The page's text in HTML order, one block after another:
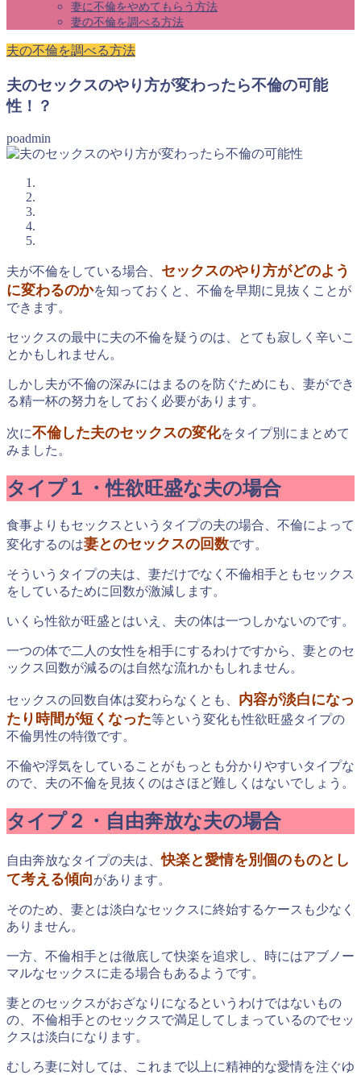
妻に不倫をやめてもらう方法
妻の不倫を調べる方法
夫の不倫を調べる方法
夫のセックスのやり方が変わったら不倫の可能
性！？
poadmin
夫が不倫をしている場合、 セックスのやり方がどのよう
に変わるのかを知っておくと、不倫を早期に見抜くことが
できます。
セックスの最中に夫の不倫を疑うのは、とても寂しく辛いこ
とかもしれません。
しかし夫が不倫の深みにはまるのを防ぐためにも、妻ができ
る精一杯の努力をしておく必要があります。
次に不倫した夫のセックスの変化をタイプ別にまとめて
みました。
タイプ１・性欲旺盛な夫の場合
食事よりもセックスというタイプの夫の場合、不倫によって
変化するのは妻とのセックスの回数です。
そういうタイプの夫は、妻だけでなく不倫相手ともセックス
をしているために回数が激減します。
いくら性欲が旺盛とはいえ、夫の体は一つしかないのです。
一つの体で二人の女性を相手にするわけですから、妻とのセ
ックス回数が減るのは自然な流れかもしれません。
セックスの回数自体は変わらなくとも、 内容が淡白になっ
たり時間が短くなった等という変化も性欲旺盛タイプの
不倫男性の特徴です。
不倫や浮気をしていることがもっとも分かりやすいタイプな
ので、夫の不倫を見抜くのはさほど難しくはないでしょう。
タイプ２・自由奔放な夫の場合
自由奔放なタイプの夫は、快楽と愛情を別個のものとし
て考える傾向があります。
そのため、妻とは淡白なセックスに終始するケースも少なく
ありません。
一方、不倫相手とは徹底して快楽を追求し、時にはアブノー
マルなセックスに走る場合もあるようです。
妻とのセックスがおざなりになるというわけではないもの
の、不倫相手とのセックスで満足してしまっているのでセッ
クスは淡白になります。
むしろ妻に対しては、これまで以上に精神的な愛情を注ぐゆ